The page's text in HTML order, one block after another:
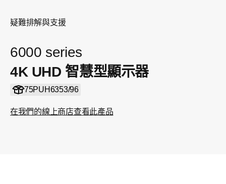
疑難排解與支援
6000 series
4K UHD 智慧型顯示器
75PUH6353/96
在我們的線上商店查看此產品